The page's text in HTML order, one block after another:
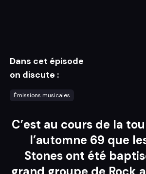
Dans cet épisode
on discute :
Émissions musicales
C’est au cours de la
l’automne 69 que
Stones ont été